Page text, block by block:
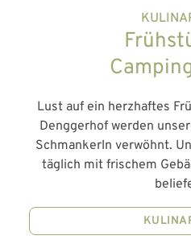
Lust auf ein herzhaftes
Denggerhof werden
Schmankerln verwöhnt.
täglich mit frischem